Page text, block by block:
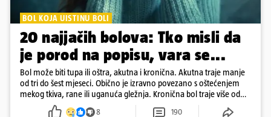
BOL KOJA UISTINU BOLI
20 najjačih bolova: Tko misli da
je porod na popisu, vara se...
Bol može biti tupa ili oštra, akutna i kronična. Akutna traje manje
od tri do šest mjeseci. Obično je izravno povezano s oštećenjem
mekog tkiva, rane ili uganuća gležnja. Kronična bol traje više od
šest mjeseci
8 190